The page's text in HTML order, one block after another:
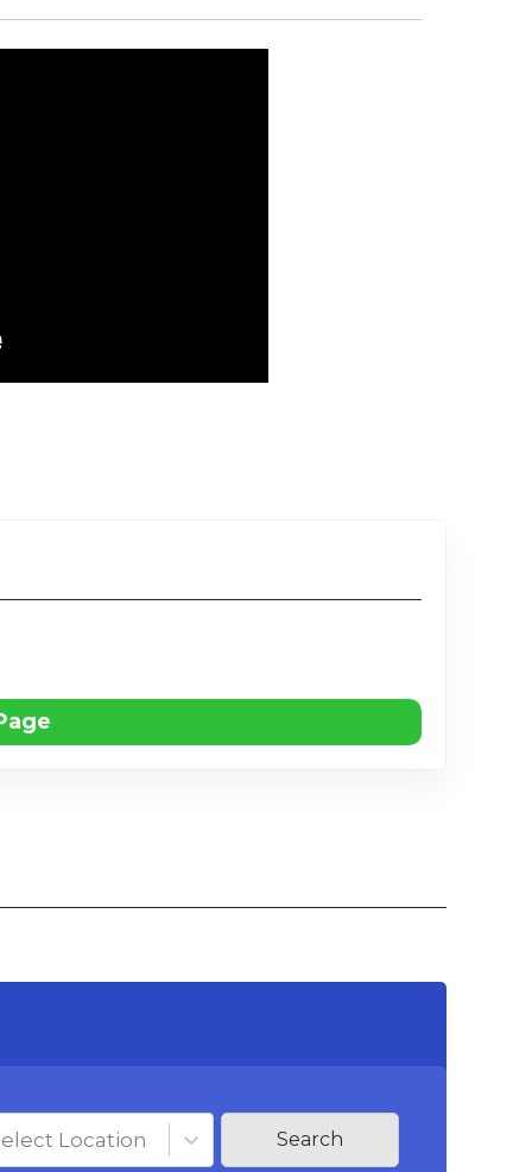
Location Search